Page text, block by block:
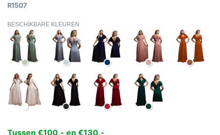
R1507
BESCHIKBARE KLEUREN
Tussen €100,- en €130,-